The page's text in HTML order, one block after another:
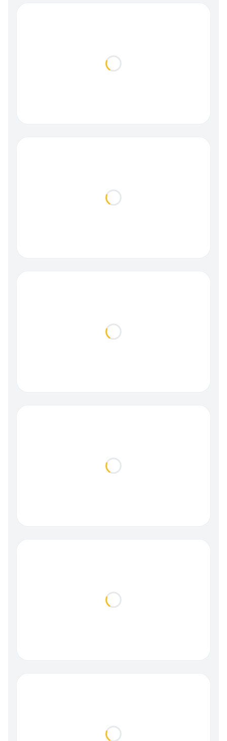
Loading...
Loading...
Loading...
Loading...
Loading...